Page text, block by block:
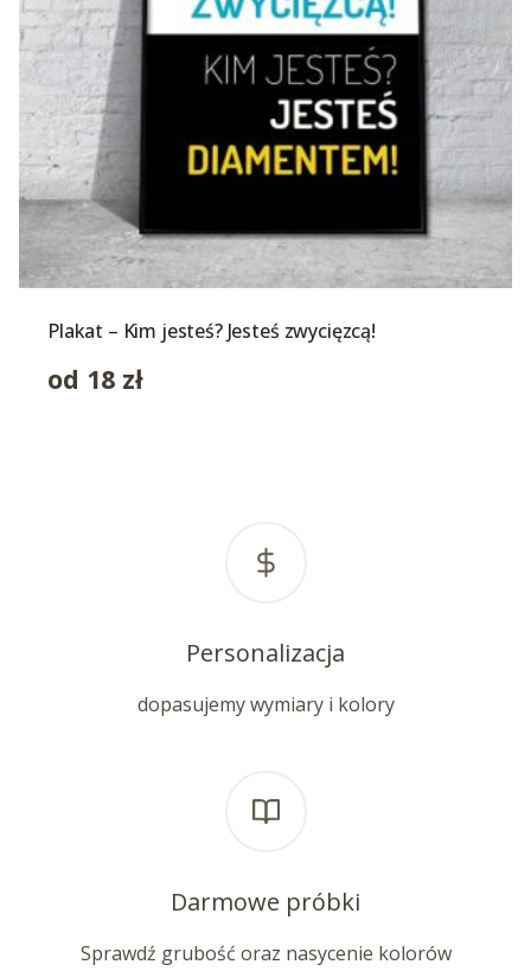
Plakat – Kim jesteś? Jesteś zwycięzcą!
od 18 zł
Personalizacja
dopasujemy wymiary i kolory
Darmowe próbki
Sprawdź grubość oraz nasycenie kolorów